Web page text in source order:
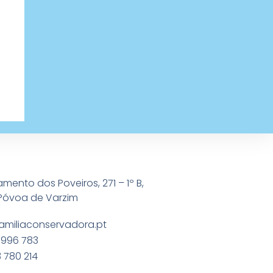
dos Poveiros, 271 – 1º B,
de Varzim
996 783
780 214